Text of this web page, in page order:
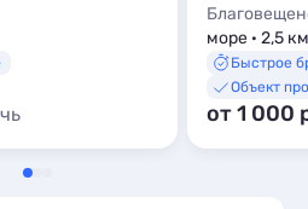
море · 2,5 км
Быстрое
Объект
от 1 000